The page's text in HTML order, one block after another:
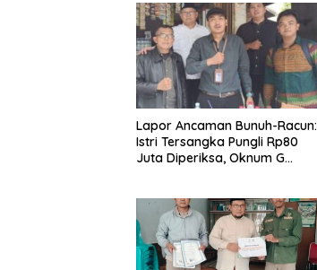
Lapor Ancaman Bunuh-Racun:
Istri Tersangka Pungli Rp80
Juta Diperiksa, Oknum G